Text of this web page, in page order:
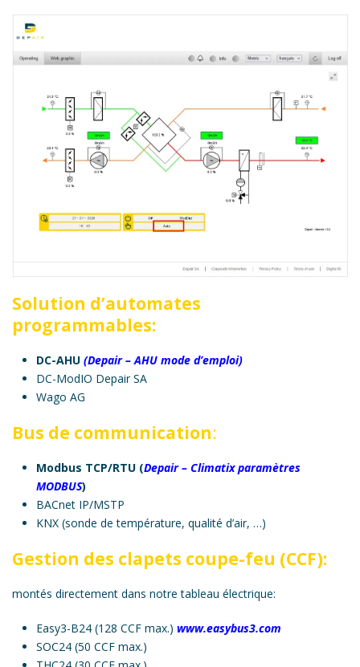
Solution d’automates
programmables:
DC-AHU (Depair – AHU mode d’emploi)
DC-ModIO Depair SA
Wago AG
Bus de communication:
Modbus TCP/RTU (Depair – Climatix paramètres
MODBUS)
BACnet IP/MSTP
KNX (sonde de température, qualité d’air, …)
Gestion des clapets coupe-feu (CCF):
montés directement dans notre tableau électrique:
Easy3-B24 (128 CCF max.) www.easybus3.com
SOC24 (50 CCF max.)